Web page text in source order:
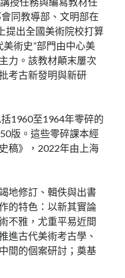
同教導部、文明部在
提出全國美術院校打算
術史”部門由中心美
力。該教材顛末屢次
考古新發明與新研
1960至1964年零碎的
版。這些零碎課本經
稿》，2022年由上海
地修訂、輯佚與出書
的特色：以新其實論
不雅，尤重平易近間
進古代美術考古學、
間的個案研討；奠基